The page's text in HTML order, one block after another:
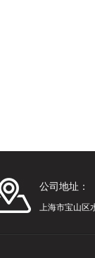
公司地址：
上海市宝山区